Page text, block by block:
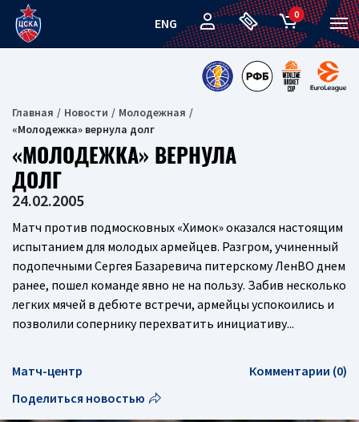
ENG
0
Главная Новости
Молодежная
«Молодежка» вернула долг
«МОЛОДЕЖКА» ВЕРНУЛА
ДОЛГ
24.02.2005
Матч против подмосковных «Химок» оказался настоящим
испытанием для молодых армейцев. Разгром, учиненный
подопечными Сергея Базаревича питерскому ЛенВО днем
ранее, пошел команде явно не на пользу. Забив несколько
легких мячей в дебюте встречи, армейцы успокоились и
позволили сопернику перехватить инициативу...
Матч-центр
Комментарии (0)
Поделиться новостью